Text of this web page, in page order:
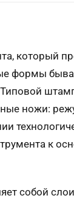
который
формы
ножи:
к
собой